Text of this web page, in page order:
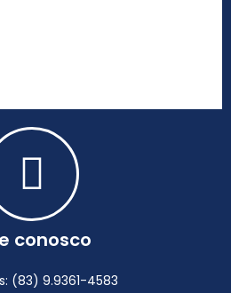
conosco
(83) 9.9361-4583